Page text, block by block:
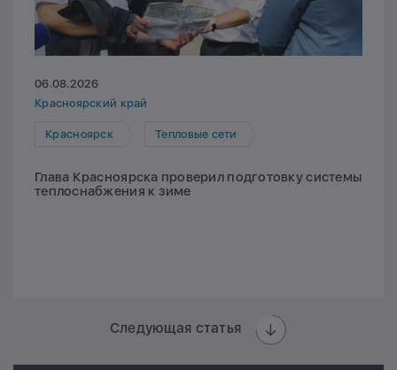
06.08.2026
Красноярский край
Красноярск Тепловые сети
Глава Красноярска проверил подготовку системы
теплоснабжения к зиме
Следующая статья